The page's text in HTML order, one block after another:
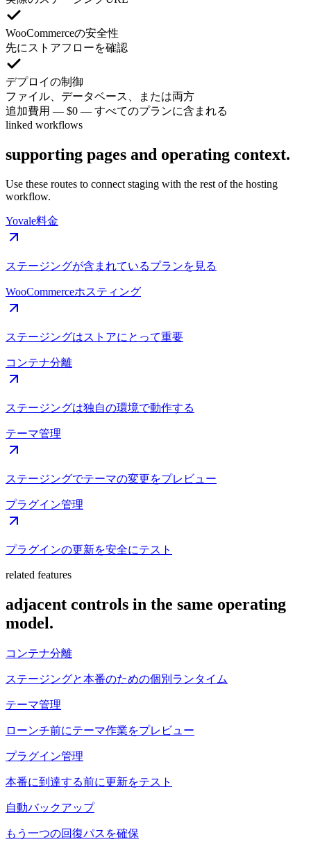
WooCommerceの安全性
先にストアフローを確認
デプロイの制御
ファイル、データベース、または両方
追加費用 — $0 — すべてのプランに含まれる
linked workflows
supporting pages and operating context.
Use these routes to connect staging with the rest of the hosting
workflow.
Yovale料金
ステージングが含まれているプランを見る
WooCommerceホスティング
ステージングはストアにとって重要
コンテナ分離
ステージングは独自の環境で動作する
テーマ管理
ステージングでテーマの変更をプレビュー
プラグイン管理
プラグインの更新を安全にテスト
related features
adjacent controls in the same operating
model.
コンテナ分離
ステージングと本番のための個別ランタイム
テーマ管理
ローンチ前にテーマ作業をプレビュー
プラグイン管理
本番に到達する前に更新をテスト
自動バックアップ
もう一つの回復パスを確保